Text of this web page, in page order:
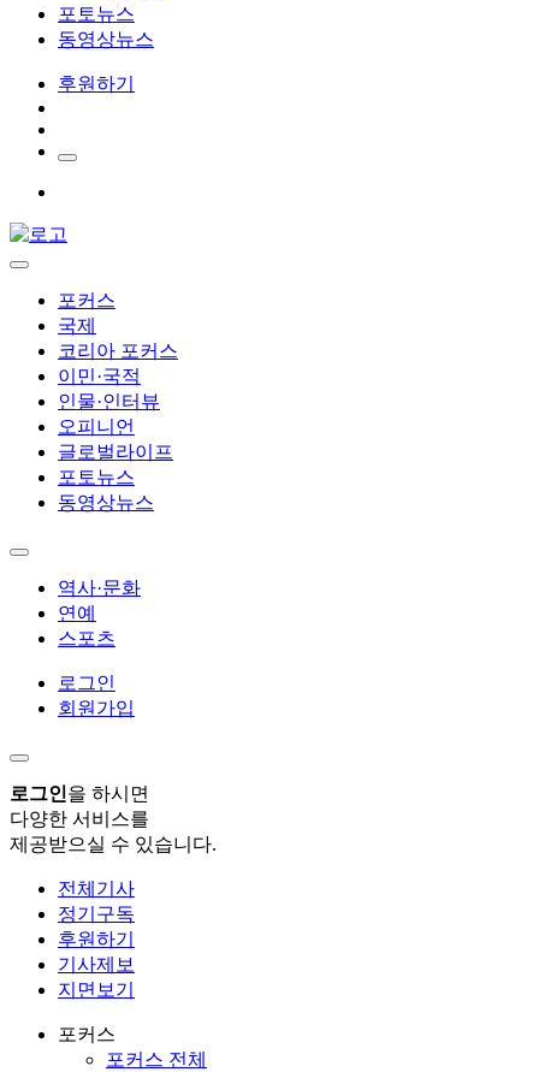
포토뉴스
동영상뉴스
후원하기
포커스
국제
코리아 포커스
이민·국적
인물·인터뷰
오피니언
글로벌라이프
포토뉴스
동영상뉴스
역사·문화
연예
스포츠
로그인
회원가입
로그인을 하시면
다양한 서비스를
제공받으실 수 있습니다.
전체기사
정기구독
후원하기
기사제보
지면보기
포커스
포커스 전체